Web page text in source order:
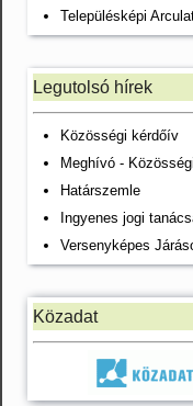
Településképi
Legutolsó hírek
Közösségi kérdőív
Meghívó -
Határszemle
Ingyenes jogi
Versenyképes
Közadat